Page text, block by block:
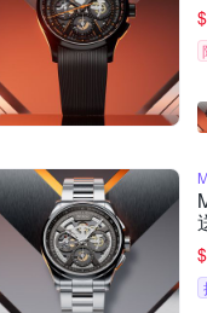
$
$